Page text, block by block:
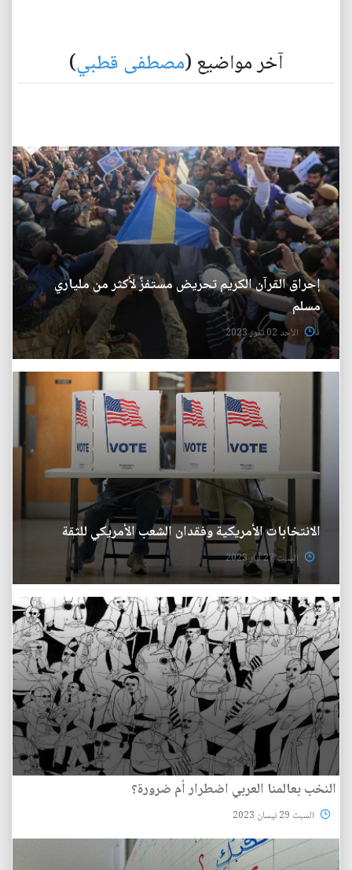
آخر مواضيع (مصطفى قطبي)
إحراق القرآن الكريم تحريض مستفزً لأكثر من ملياري
مسلم
الأحد 02 تموز 2023
الانتخابات الأمريكية وفقدان الشعب الأمريكي للثقة
السبت 27 آيار 2023
النخب بعالمنا العربي اضطرار أم ضرورة؟
السبت 29 نيسان 2023